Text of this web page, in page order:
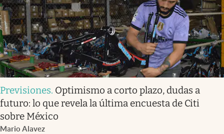
Previsiones. Optimismo a corto plazo, dudas a
futuro: lo que revela la última encuesta de Citi
sobre México
Mario Alavez